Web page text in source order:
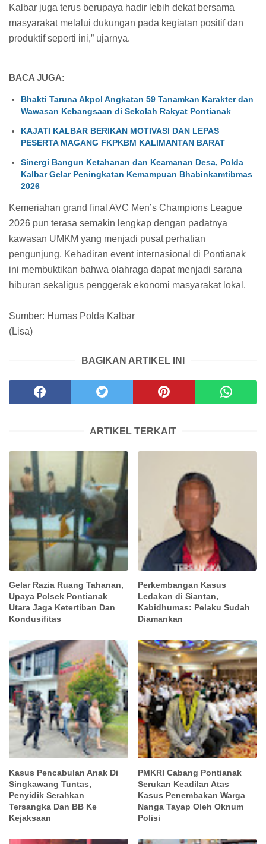
Kalbar juga terus berupaya hadir lebih dekat bersama
masyarakat melalui dukungan pada kegiatan positif dan
produktif seperti ini,” ujarnya.
BACA JUGA:
Bhakti Taruna Akpol Angkatan 59 Tanamkan Karakter dan
Wawasan Kebangsaan di Sekolah Rakyat Pontianak
KAJATI KALBAR BERIKAN MOTIVASI DAN LEPAS
PESERTA MAGANG FKPKBM KALIMANTAN BARAT
Sinergi Bangun Ketahanan dan Keamanan Desa, Polda
Kalbar Gelar Peningkatan Kemampuan Bhabinkamtibmas
2026
Kemeriahan grand final AVC Men’s Champions League
2026 pun terasa semakin lengkap dengan padatnya
kawasan UMKM yang menjadi pusat perhatian
pengunjung. Kehadiran event internasional di Pontianak
ini membuktikan bahwa olahraga dapat menjadi sarana
hiburan sekaligus penggerak ekonomi masyarakat lokal.
Sumber: Humas Polda Kalbar
(Lisa)
BAGIKAN ARTIKEL INI
ARTIKEL TERKAIT
Gelar Razia Ruang Tahanan,
Upaya Polsek Pontianak
Utara Jaga Ketertiban Dan
Kondusifitas
Perkembangan Kasus
Ledakan di Siantan,
Kabidhumas: Pelaku Sudah
Diamankan
Kasus Pencabulan Anak Di
Singkawang Tuntas,
Penyidik Serahkan
Tersangka Dan BB Ke
Kejaksaan
PMKRI Cabang Pontianak
Serukan Keadilan Atas
Kasus Penembakan Warga
Nanga Tayap Oleh Oknum
Polisi